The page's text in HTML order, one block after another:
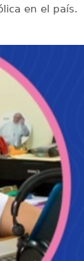
en el país.